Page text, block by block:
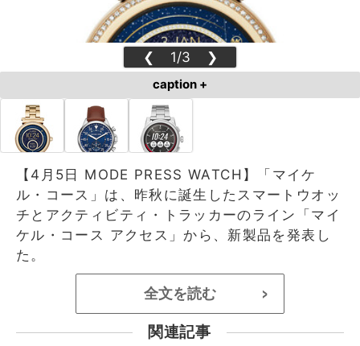
❮ 1/3 ❯
caption +
【4月5日 MODE PRESS WATCH】「マイケ
ル・コース」は、昨秋に誕生したスマートウオッ
チとアクティビティ・トラッカーのライン「マイ
ケル・コース アクセス」から、新製品を発表し
た。
全文を読む >
関連記事